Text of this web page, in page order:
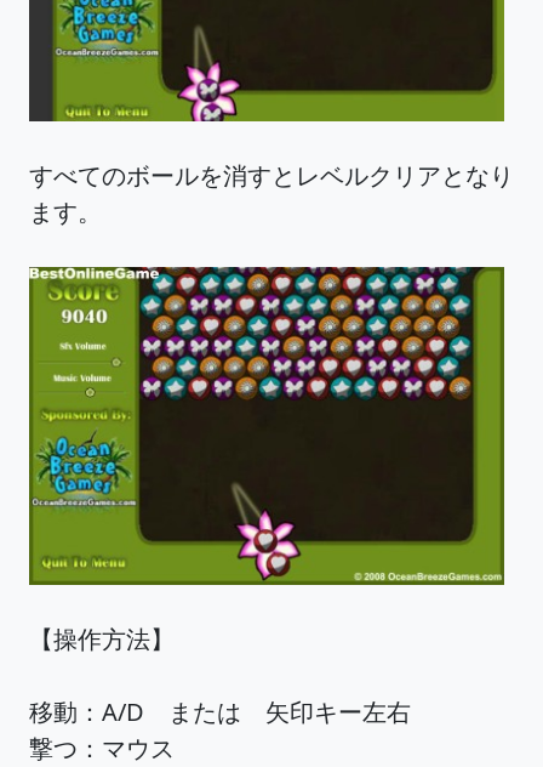
すべてのボールを消すとレベルクリアとなり
ます。
【操作方法】
移動：A/D または 矢印キー左右
撃つ：マウス